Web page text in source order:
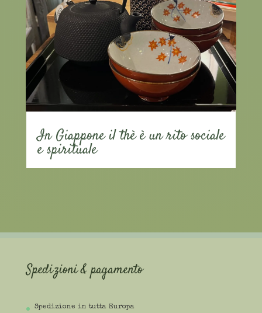
In Giappone il thè è un rito sociale
e spirituale
Spedizioni & pagamento
Spedizione in tutta Europa